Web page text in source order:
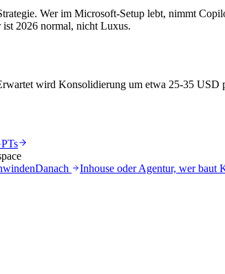
Wer im Microsoft-Setup lebt, nimmt
2026 normal, nicht Luxus.
wird Konsolidierung um etwa 25-35
Danach
Inhouse oder Agentur, wer baut